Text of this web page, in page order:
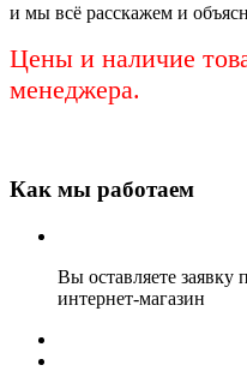
и мы всё расскажем и
Цены и наличие
менеджера.
Как мы работаем
Вы оставляете заявку
интернет-магазин